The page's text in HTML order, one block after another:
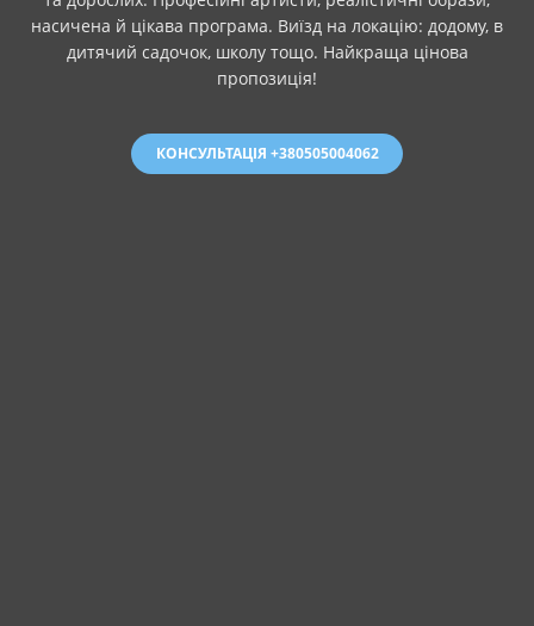
насичена й цікава програма. Виїзд на локацію: додому, в
дитячий садочок, школу тощо. Найкраща цінова
пропозиція!
КОНСУЛЬТАЦІЯ +380505004062